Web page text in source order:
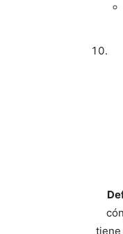
tiene